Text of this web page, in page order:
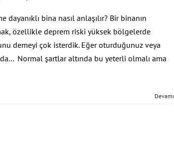
dayanıklı bina nasıl anlaşılır? Bir binanın
özellikle deprem riski yüksek bölgelerde
demeyi çok isterdik. Eğer oturduğunuz veya
Normal şartlar altında bu yeterli olmalı ama
Devamı